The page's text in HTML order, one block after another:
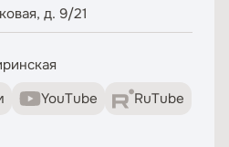
д. 9/21
YouTube RuTube